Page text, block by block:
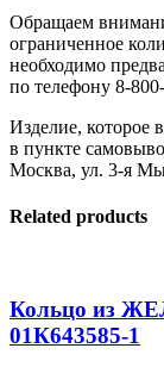
Обращаем
ограниченное
необходимо
по телефону 8-
Изделие, которое
в пункте
Москва, ул. 3-я
Related products
Кольцо из
01К643585-1